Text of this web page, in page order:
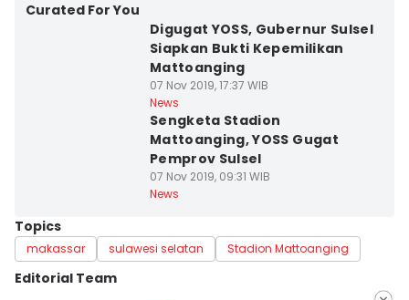
Curated For You
Digugat YOSS, Gubernur Sulsel
Siapkan Bukti Kepemilikan
Mattoanging
07 Nov 2019, 17:37 WIB
News
Sengketa Stadion
Mattoanging, YOSS Gugat
Pemprov Sulsel
07 Nov 2019, 09:31 WIB
News
Topics
makassar sulawesi selatan Stadion Mattoanging
Editorial Team